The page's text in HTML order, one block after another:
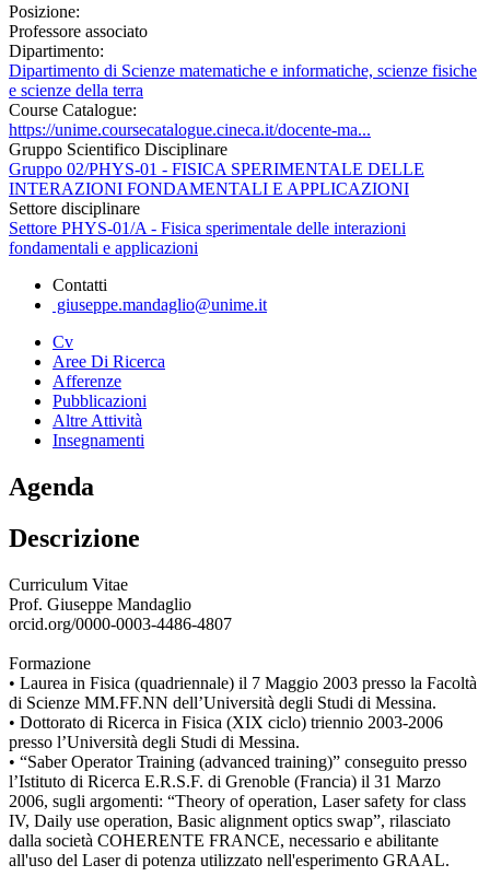
Posizione:
Professore associato
Dipartimento:
Dipartimento di Scienze matematiche e informatiche, scienze fisiche
e scienze della terra
Course Catalogue:
https://unime.coursecatalogue.cineca.it/docente-ma...
Gruppo Scientifico Disciplinare
Gruppo 02/PHYS-01 - FISICA SPERIMENTALE DELLE
INTERAZIONI FONDAMENTALI E APPLICAZIONI
Settore disciplinare
Settore PHYS-01/A - Fisica sperimentale delle interazioni
fondamentali e applicazioni
Contatti
giuseppe.mandaglio@unime.it
Cv
Aree Di Ricerca
Afferenze
Pubblicazioni
Altre Attività
Insegnamenti
Agenda
Descrizione
Curriculum Vitae
Prof. Giuseppe Mandaglio
orcid.org/0000-0003-4486-4807
Formazione
• Laurea in Fisica (quadriennale) il 7 Maggio 2003 presso la Facoltà
di Scienze MM.FF.NN dell’Università degli Studi di Messina.
• Dottorato di Ricerca in Fisica (XIX ciclo) triennio 2003-2006
presso l’Università degli Studi di Messina.
• “Saber Operator Training (advanced training)” conseguito presso
l’Istituto di Ricerca E.R.S.F. di Grenoble (Francia) il 31 Marzo
2006, sugli argomenti: “Theory of operation, Laser safety for class
IV, Daily use operation, Basic alignment optics swap”, rilasciato
dalla società COHERENTE FRANCE, necessario e abilitante
all'uso del Laser di potenza utilizzato nell'esperimento GRAAL.